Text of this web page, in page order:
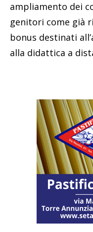
ampliamento dei
genitori come già
bonus destinati
alla didattica a